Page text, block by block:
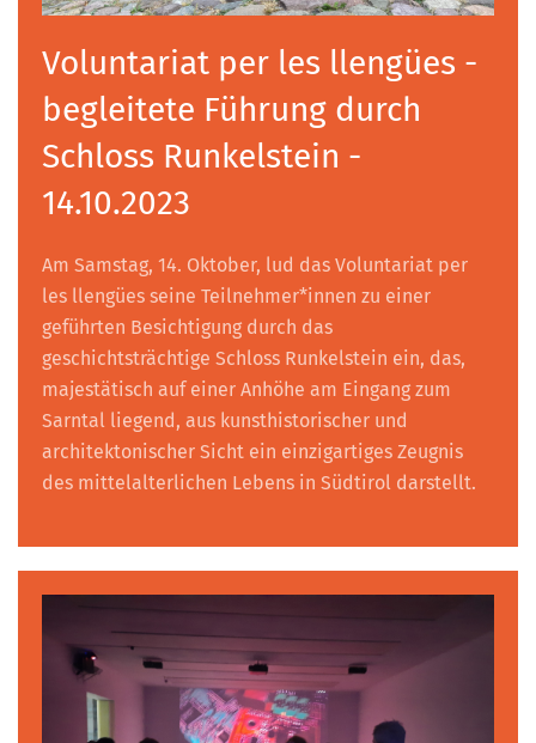
Voluntariat per les llengües -
begleitete Führung durch
Schloss Runkelstein -
14.10.2023
Am Samstag, 14. Oktober, lud das Voluntariat per
les llengües seine Teilnehmer*innen zu einer
geführten Besichtigung durch das
geschichtsträchtige Schloss Runkelstein ein, das,
majestätisch auf einer Anhöhe am Eingang zum
Sarntal liegend, aus kunsthistorischer und
architektonischer Sicht ein einzigartiges Zeugnis
des mittelalterlichen Lebens in Südtirol darstellt.